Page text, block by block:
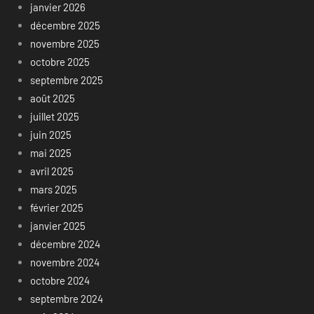
janvier 2026
décembre 2025
novembre 2025
octobre 2025
septembre 2025
août 2025
juillet 2025
juin 2025
mai 2025
avril 2025
mars 2025
février 2025
janvier 2025
décembre 2024
novembre 2024
octobre 2024
septembre 2024